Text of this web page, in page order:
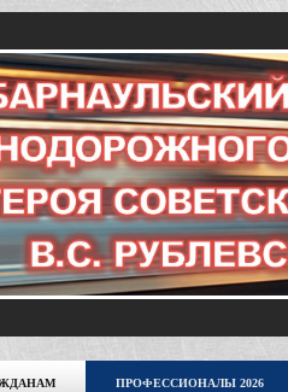
ПРОФЕССИОНАЛЫ 2026